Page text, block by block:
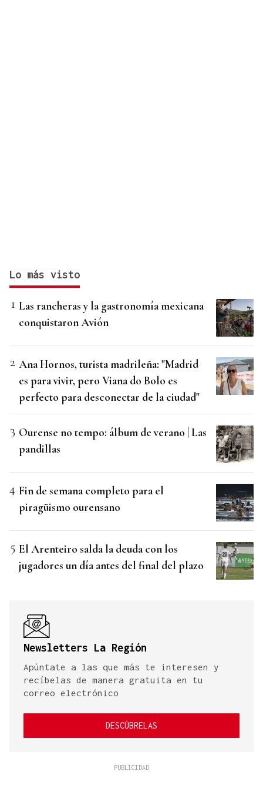
Lo más visto
Las rancheras y la gastronomía mexicana
conquistaron Avión
Ana Hornos, turista madrileña: "Madrid
es para vivir, pero Viana do Bolo es
perfecto para desconectar de la ciudad"
Ourense no tempo: álbum de verano | Las
pandillas
Fin de semana completo para el
piragüismo ourensano
El Arenteiro salda la deuda con los
jugadores un día antes del final del plazo
Newsletters La Región
Apúntate a las que más te interesen y
recíbelas de manera gratuita en tu
correo electrónico
DESCÚBRELAS